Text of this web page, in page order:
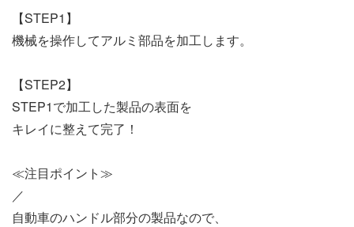
【STEP1】
機械を操作してアルミ部品を加工します。
【STEP2】
STEP1で加工した製品の表面を
キレイに整えて完了！
≪注目ポイント≫
／
自動車のハンドル部分の製品なので、